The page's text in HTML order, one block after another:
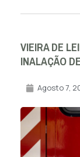
VIEIRA DE
INALAÇÃO
Agosto 7,